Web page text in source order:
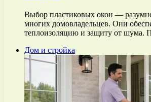
Выбор пластиковых окон —
многих домовладельцев. Они
теплоизоляцию и защиту от шума.
Дом и стройка